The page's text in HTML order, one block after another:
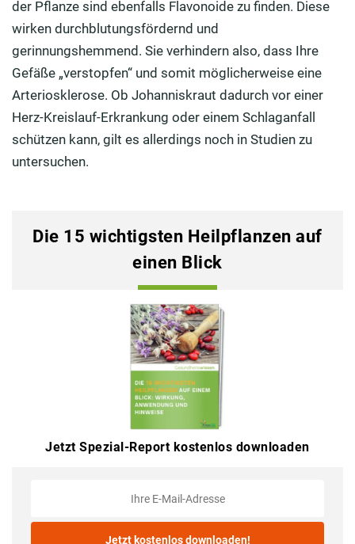
der Pflanze sind ebenfalls Flavonoide zu finden. Diese
wirken durchblutungsfördernd und
gerinnungshemmend. Sie verhindern also, dass Ihre
Gefäße „verstopfen“ und somit möglicherweise eine
Arteriosklerose. Ob Johanniskraut dadurch vor einer
Herz-Kreislauf-Erkrankung oder einem Schlaganfall
schützen kann, gilt es allerdings noch in Studien zu
untersuchen.